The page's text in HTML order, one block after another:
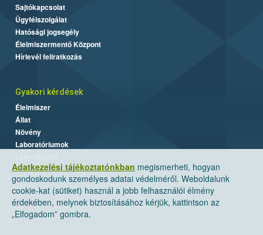
Adatkezelési tájékoztatónkban megismerheti, hogyan
gondoskodunk személyes adatai védelméről. Weboldalunk
cookie-kat (sütiket) használ a jobb felhasználói élmény
érdekében, melynek biztosításához kérjük, kattintson az
„Elfogadom” gombra.
Sajtókapcsolat
Ügyfélszolgálat
Hatósági jogsegély
Élelmiszermentő Központ
Hírlevél feliratkozás
Gyakori kérdések
Élelmiszer
Állat
Növény
Laboratóriumok